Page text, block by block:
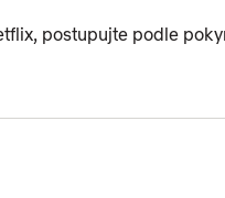
postupujte podle